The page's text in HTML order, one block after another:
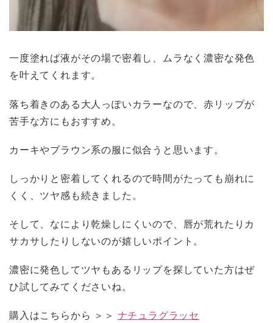
一度塗れば液がその場で密着し、ムラなく濃密な発色
を叶えてくれます。
落ち着きのある大人っぽいカラーなので、赤リップが
苦手な方にもおすすめ。
カーキやブラウン系の服に似合うと思います。
しっかりと密着してくれるので時間がたっても崩れに
くく、ツヤ感も続きました。
そして、なにより乾燥しにくいので、唇が荒れたりカ
サカサしたりしないのが嬉しいポイント。
濃密に発色してツヤもあるリップを探していた方はぜ
ひ試してみてくださいね。
購入はこちらから ＞＞ ナチュラグラッセ